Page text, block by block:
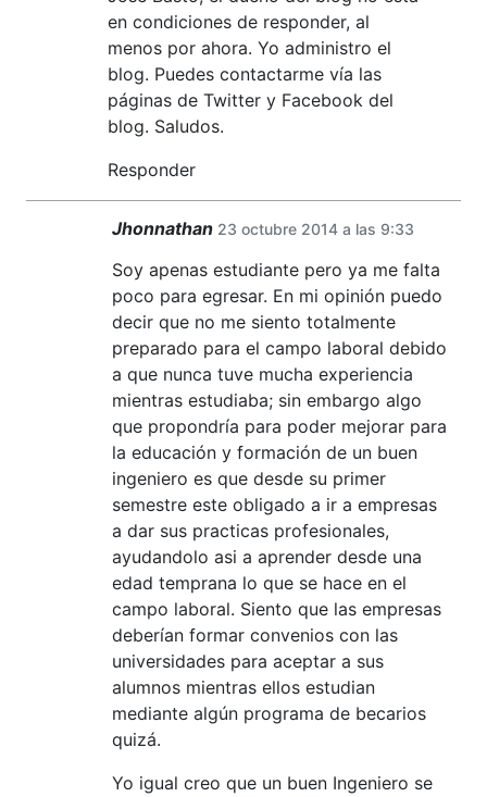
en condiciones de responder, al
menos por ahora. Yo administro el
blog. Puedes contactarme vía las
páginas de Twitter y Facebook del
blog. Saludos.
Responder
Jhonnathan 23 octubre 2014 a las 9:33
Soy apenas estudiante pero ya me falta
poco para egresar. En mi opinión puedo
decir que no me siento totalmente
preparado para el campo laboral debido
a que nunca tuve mucha experiencia
mientras estudiaba; sin embargo algo
que propondría para poder mejorar para
la educación y formación de un buen
ingeniero es que desde su primer
semestre este obligado a ir a empresas
a dar sus practicas profesionales,
ayudandolo asi a aprender desde una
edad temprana lo que se hace en el
campo laboral. Siento que las empresas
deberían formar convenios con las
universidades para aceptar a sus
alumnos mientras ellos estudian
mediante algún programa de becarios
quizá.
Yo igual creo que un buen Ingeniero se